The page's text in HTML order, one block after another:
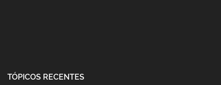
TÓPICOS RECENTES